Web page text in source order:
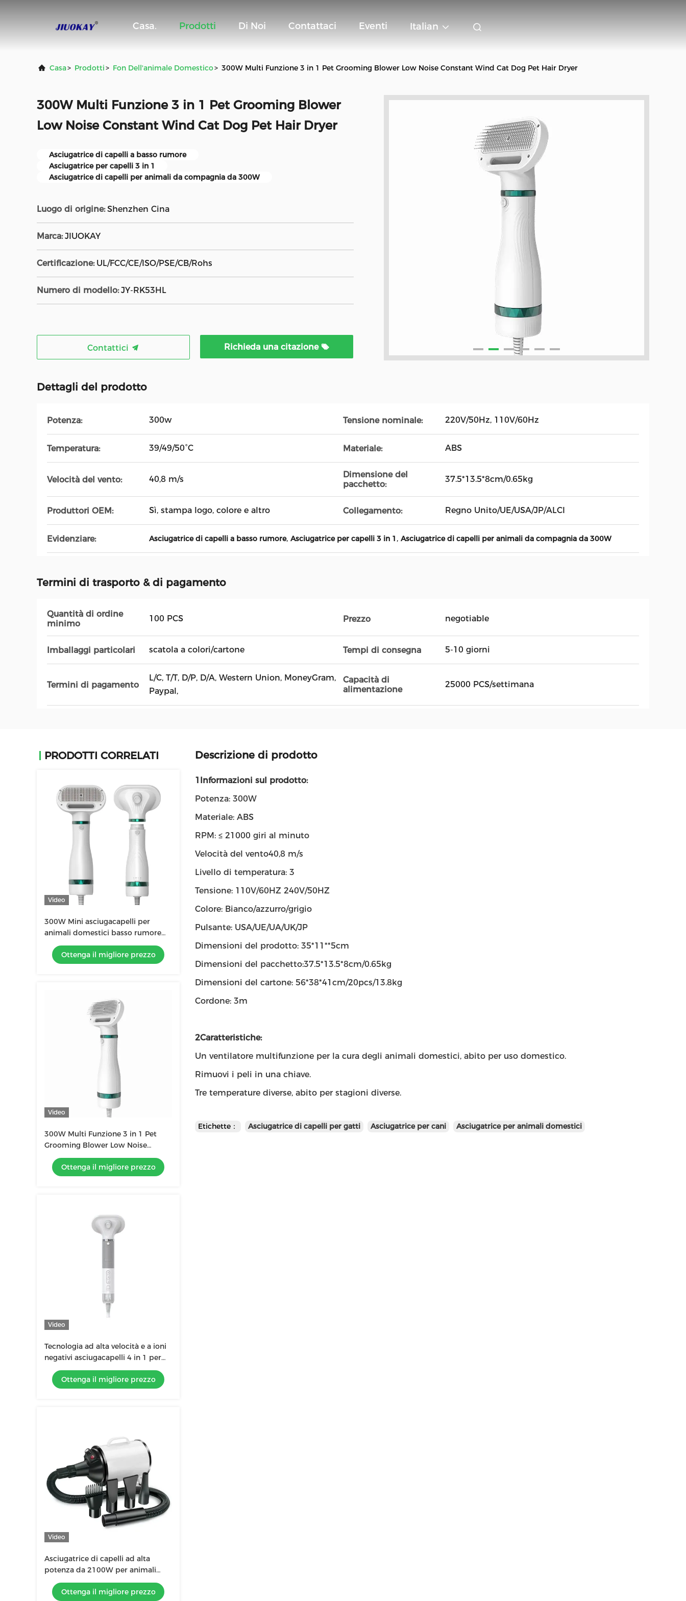
Casa. Prodotti Di Noi Contattaci Eventi Italian
Casa> Prodotti> Fon Dell'animale Domestico> 300W Multi Funzione 3 in 1 Pet Grooming Blower Low Noise Constant Wind Cat Dog Pet Hair Dryer
300W Multi Funzione 3 in 1 Pet Grooming Blower
Low Noise Constant Wind Cat Dog Pet Hair Dryer
Asciugatrice di capelli a basso rumore
Asciugatrice per capelli 3 in 1
Asciugatrice di capelli per animali da compagnia da 300W
Luogo di origine: Shenzhen Cina
Marca: JIUOKAY
Certificazione: UL/FCC/CE/ISO/PSE/CB/Rohs
Numero di modello: JY-RK53HL
Contattici Richieda una citazione
Dettagli del prodotto
Potenza: 300w Tensione nominale: 220V/50Hz, 110V/60Hz
Temperatura: 39/49/50°C Materiale: ABS
Velocità del vento: 40,8 m/s
Dimensione del
pacchetto:
37.5*13.5*8cm/0.65kg
Produttori OEM: Sì, stampa logo, colore e altro Collegamento: Regno Unito/UE/USA/JP/ALCI
Evidenziare: Asciugatrice di capelli a basso rumore, Asciugatrice per capelli 3 in 1 , Asciugatrice di capelli per animali da compagnia da 300W
Termini di trasporto & di pagamento
Quantità di ordine
minimo
100 PCS Prezzo negotiable
Imballaggi particolari scatola a colori/cartone Tempi di consegna 5-10 giorni
Termini di pagamento
L/C, T/T, D/P, D/A, Western Union, MoneyGram,
Paypal,
Capacità di
alimentazione
25000 PCS/settimana
PRODOTTI CORRELATI
Video
300W Mini asciugacapelli per
animali domestici basso rumore
gatti cani curarsi soffiatore per
animali domestici soffiatore per
acqua
Ottenga il migliore prezzo
Video
300W Multi Funzione 3 in 1 Pet
Grooming Blower Low Noise
Constant Wind Cat Dog Pet Hair
DryerOttenga il migliore prezzo
Video
Tecnologia ad alta velocità e a ioni
negativi asciugacapelli 4 in 1 per
animali domestici per capelli lisci e
senza frizz
Ottenga il migliore prezzo
Video
Asciugatrice di capelli ad alta
potenza da 2100W per animali
domestici Equipaggiamento di
pulizia per animali domestici a
Ottenga il migliore prezzo
Descrizione di prodotto
1Informazioni sul prodotto:
Potenza: 300W
Materiale: ABS
RPM: ≤ 21000 giri al minuto
Velocità del vento40,8 m/s
Livello di temperatura: 3
Tensione: 110V/60HZ 240V/50HZ
Colore: Bianco/azzurro/grigio
Pulsante: USA/UE/UA/UK/JP
Dimensioni del prodotto: 35*11**5cm
Dimensioni del pacchetto:37.5*13.5*8cm/0.65kg
Dimensioni del cartone: 56*38*41cm/20pcs/13.8kg
Cordone: 3m
2Caratteristiche:
Un ventilatore multifunzione per la cura degli animali domestici, abito per uso domestico.
Rimuovi i peli in una chiave.
Tre temperature diverse, abito per stagioni diverse.
Etichette： Asciugatrice di capelli per gatti Asciugatrice per cani Asciugatrice per animali domestici